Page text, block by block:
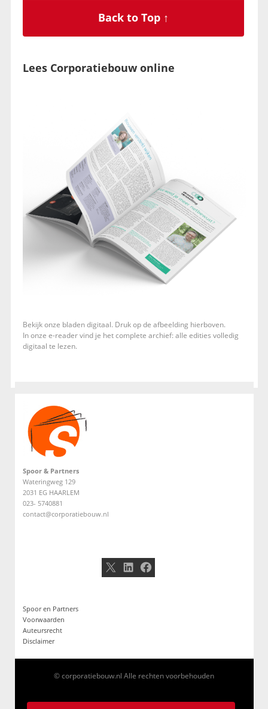
Back to Top ↑
Lees Corporatiebouw online
Bekijk onze bladen digitaal. Druk op de afbeelding hierboven.
In onze e-reader vind je het complete archief: alle edities volledig
digitaal te lezen.
Spoor & Partners
Wateringweg 129
2031 EG HAARLEM
023- 5740881
contact@corporatiebouw.nl
X LinkedIn
Facebook
Spoor en Partners
Voorwaarden
Auteursrecht
Disclaimer
© corporatiebouw.nl Alle rechten voorbehouden